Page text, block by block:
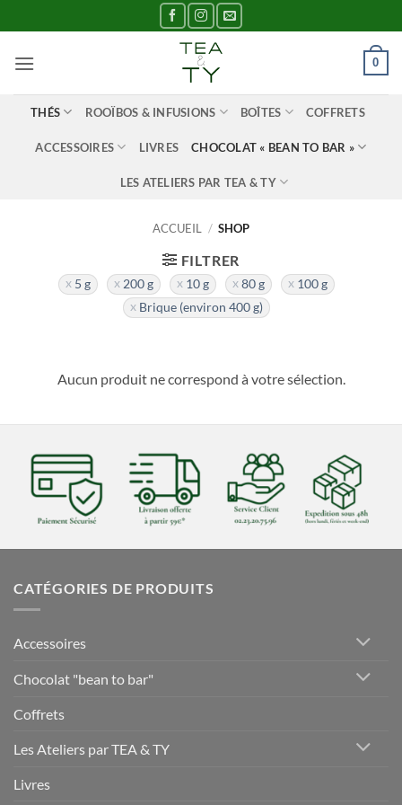
au
contenu
0
THÉS ROOÏBOS & INFUSIONS BOÎTES COFFRETS
ACCESSOIRES LIVRES CHOCOLAT « BEAN TO BAR »
LES ATELIERS PAR TEA & TY
ACCUEIL / SHOP
FILTRER
5 g 200 g 10 g 80 g
100 g
Brique (environ 400 g)
Aucun produit ne correspond à votre sélection.
CATÉGORIES DE PRODUITS
Accessoires
Chocolat "bean to bar"
Coffrets
Les Ateliers par TEA & TY
Livres